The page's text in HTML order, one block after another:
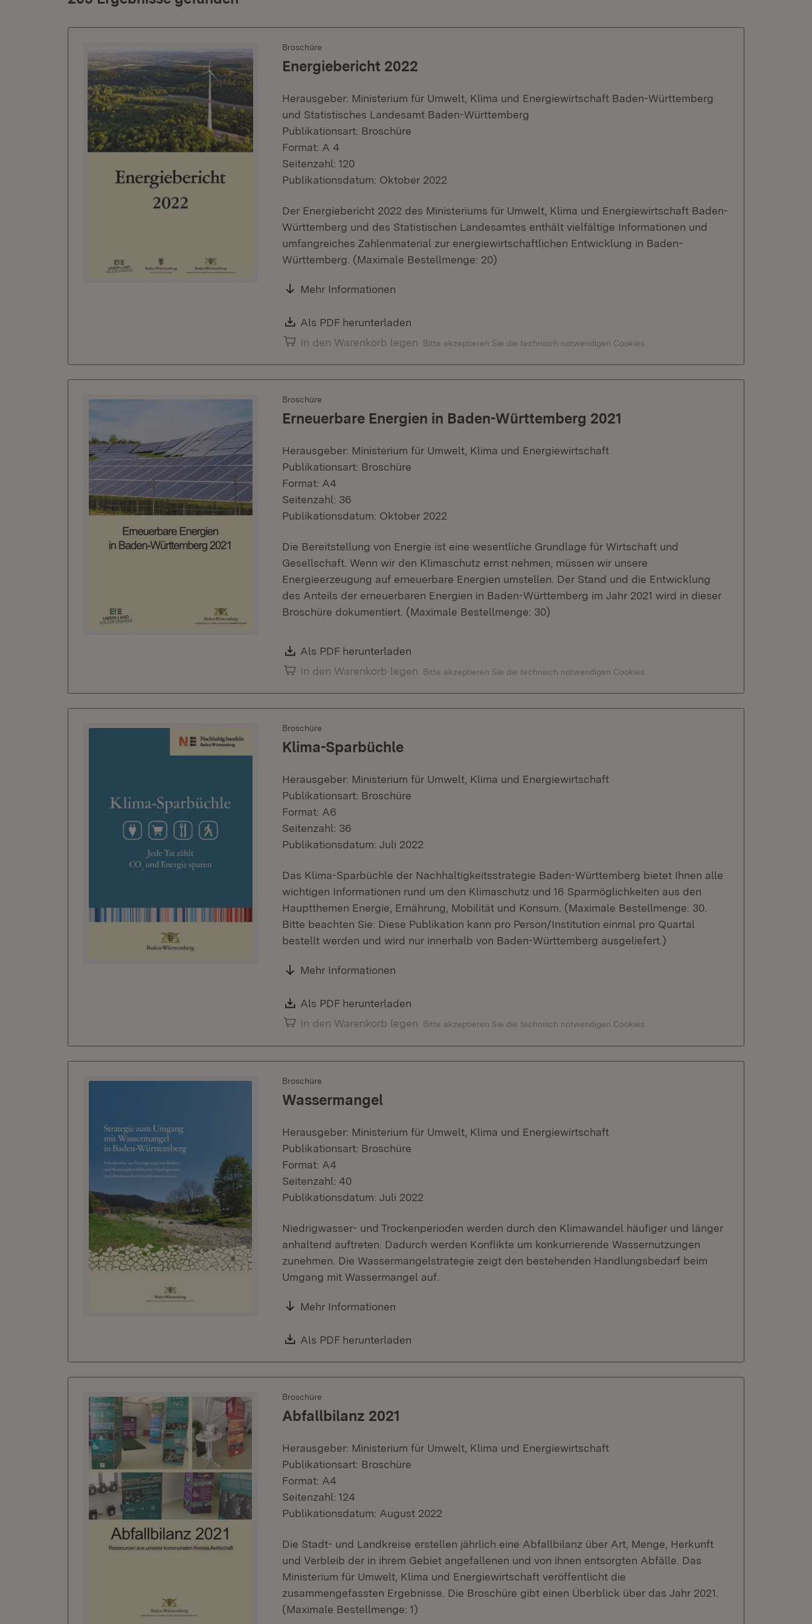
Broschüre
Energiebericht 2022
Herausgeber: Ministerium für Umwelt, Klima und Energiewirtschaft Baden-Württemberg
und Statistisches Landesamt Baden-Württemberg
Publikationsart: Broschüre
Format: A 4
Seitenzahl: 120
Publikationsdatum: Oktober 2022
Der Energiebericht 2022 des Ministeriums für Umwelt, Klima und Energiewirtschaft Baden-
Württemberg und des Statistischen Landesamtes enthält vielfältige Informationen und
umfangreiches Zahlenmaterial zur energiewirtschaftlichen Entwicklung in Baden-
Württemberg. (Maximale Bestellmenge: 20)
Mehr Informationen
Download:
Als PDF herunterladen
In den Warenkorb legen
Bitte akzeptieren Sie die technisch notwendigen Cookies
Broschüre
Erneuerbare Energien in Baden-Württemberg 2021
Herausgeber: Ministerium für Umwelt, Klima und Energiewirtschaft
Publikationsart: Broschüre
Format: A4
Seitenzahl: 36
Publikationsdatum: Oktober 2022
Die Bereitstellung von Energie ist eine wesentliche Grundlage für Wirtschaft und
Gesellschaft. Wenn wir den Klimaschutz ernst nehmen, müssen wir unsere
Energieerzeugung auf erneuerbare Energien umstellen. Der Stand und die Entwicklung
des Anteils der erneuerbaren Energien in Baden-Württemberg im Jahr 2021 wird in dieser
Broschüre dokumentiert. (Maximale Bestellmenge: 30)
Download:
Als PDF herunterladen
In den Warenkorb legen
Bitte akzeptieren Sie die technisch notwendigen Cookies
Broschüre
Klima-Sparbüchle
Herausgeber: Ministerium für Umwelt, Klima und Energiewirtschaft
Publikationsart: Broschüre
Format: A6
Seitenzahl: 36
Publikationsdatum: Juli 2022
Das Klima-Sparbüchle der Nachhaltigkeitsstrategie Baden-Württemberg bietet Ihnen alle
wichtigen Informationen rund um den Klimaschutz und 16 Sparmöglichkeiten aus den
Hauptthemen Energie, Ernährung, Mobilität und Konsum. (Maximale Bestellmenge: 30.
Bitte beachten Sie: Diese Publikation kann pro Person/Institution einmal pro Quartal
bestellt werden und wird nur innerhalb von Baden-Württemberg ausgeliefert.)
Mehr Informationen
Download:
Als PDF herunterladen
In den Warenkorb legen
Bitte akzeptieren Sie die technisch notwendigen Cookies
Broschüre
Wassermangel
Herausgeber: Ministerium für Umwelt, Klima und Energiewirtschaft
Publikationsart: Broschüre
Format: A4
Seitenzahl: 40
Publikationsdatum: Juli 2022
Niedrigwasser- und Trockenperioden werden durch den Klimawandel häufiger und länger
anhaltend auftreten. Dadurch werden Konflikte um konkurrierende Wassernutzungen
zunehmen. Die Wassermangelstrategie zeigt den bestehenden Handlungsbedarf beim
Umgang mit Wassermangel auf.
Mehr Informationen
Download:
Als PDF herunterladen
Broschüre
Abfallbilanz 2021
Herausgeber: Ministerium für Umwelt, Klima und Energiewirtschaft
Publikationsart: Broschüre
Format: A4
Seitenzahl: 124
Publikationsdatum: August 2022
Die Stadt- und Landkreise erstellen jährlich eine Abfallbilanz über Art, Menge, Herkunft
und Verbleib der in ihrem Gebiet angefallenen und von ihnen entsorgten Abfälle. Das
Ministerium für Umwelt, Klima und Energiewirtschaft veröffentlicht die
zusammengefassten Ergebnisse. Die Broschüre gibt einen Überblick über das Jahr 2021.
(Maximale Bestellmenge: 1)